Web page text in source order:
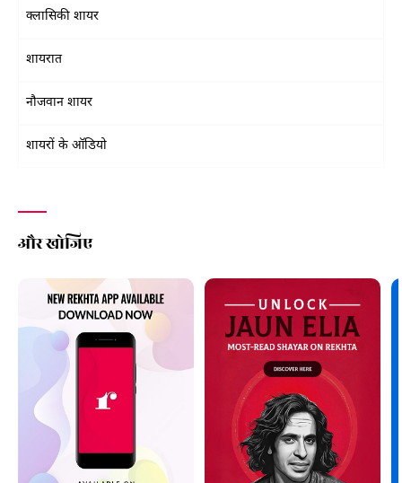
क्लासिकी शायर
शायरात
नौजवान शायर
शायरों के ऑडियो
और खोजिए